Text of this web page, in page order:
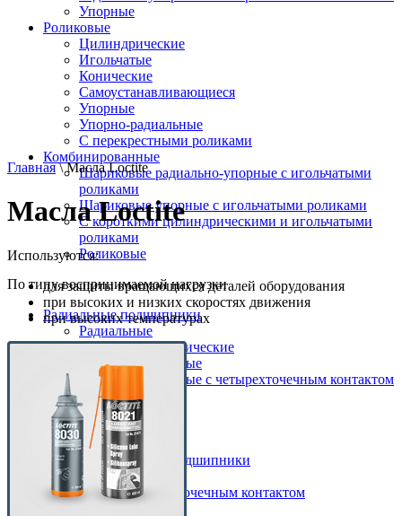
Упорные
Роликовые
Цилиндрические
Игольчатые
Конические
Самоустанавливающиеся
Упорные
Упорно-радиальные
C перекрестными роликами
Комбинированные
Шариковые радиально-упорные с игольчатыми
роликами
Шариковые упорные с игольчатыми роликами
С короткими цилиндрическими и игольчатыми
роликами
Роликовые
По типу воспринимаемой нагрузки
Радиальные подшипники
Радиальные
Радиальные сферические
Радиально-упорные
Радиально-упорные с четырехточечным контактом
Упорные
Упорные подшипники
Шариковые
Роликовые
Радиально-упорные подшипники
Шариковые
Шариковые с 4-точечным контактом
Главная\ Масла Loctite
Масла Loctite
Используются:
для защиты вращающихся деталей оборудования
при высоких и низких скоростях движения
при высоких температурах